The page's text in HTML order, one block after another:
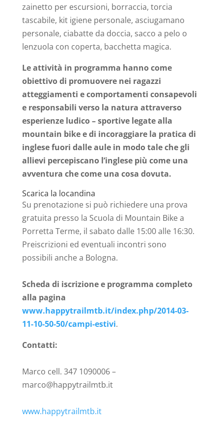
zainetto per escursioni, borraccia, torcia
tascabile, kit igiene personale, asciugamano
personale, ciabatte da doccia, sacco a pelo o
lenzuola con coperta, bacchetta magica.
Le attività in programma hanno come
obiettivo di promuovere nei ragazzi
atteggiamenti e comportamenti consapevoli
e responsabili verso la natura attraverso
esperienze ludico – sportive legate alla
mountain bike e di incoraggiare la pratica di
inglese fuori dalle aule in modo tale che gli
allievi percepiscano l’inglese più come una
avventura che come una cosa dovuta.
Scarica la locandina
Su prenotazione si può richiedere una prova
gratuita presso la Scuola di Mountain Bike a
Porretta Terme, il sabato dalle 15:00 alle 16:30.
Preiscrizioni ed eventuali incontri sono
possibili anche a Bologna.
Scheda di iscrizione e programma completo
alla pagina
www.happytrailmtb.it/index.php/2014-03-
11-10-50-50/campi-estivi.
Contatti:
Marco cell. 347 1090006 –
marco@happytrailmtb.it
www.happytrailmtb.it